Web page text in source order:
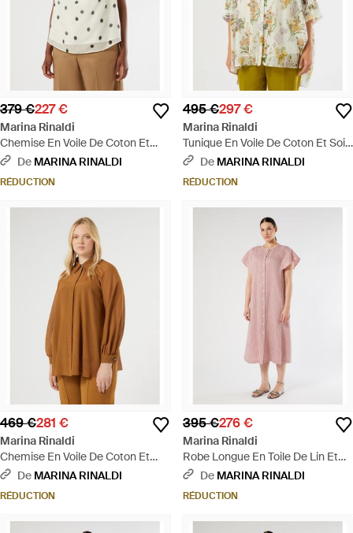
379 €227 €
Marina Rinaldi
Chemise En Voile De Coton Et
Soie - Neutre
De MARINA RINALDI
RÉDUCTION
495 €297 €
Marina Rinaldi
Tunique En Voile De Coton Et Soie
- Neutre
De MARINA RINALDI
RÉDUCTION
469 €281 €
Marina Rinaldi
Chemise En Voile De Coton Et
Soie - Marron
De MARINA RINALDI
RÉDUCTION
395 €276 €
Marina Rinaldi
Robe Longue En Toile De Lin Et
Soie - Rose
De MARINA RINALDI
RÉDUCTION